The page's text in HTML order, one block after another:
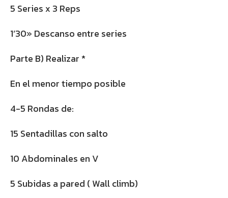
5 Series x 3 Reps
1’30» Descanso entre series
Parte B) Realizar *
En el menor tiempo posible
4-5 Rondas de:
15 Sentadillas con salto
10 Abdominales en V
5 Subidas a pared ( Wall climb)